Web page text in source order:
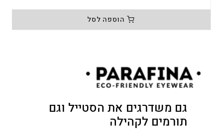
הוספה לסל
גם משדרגים את הסטייל וגם
תורמים לקהילה